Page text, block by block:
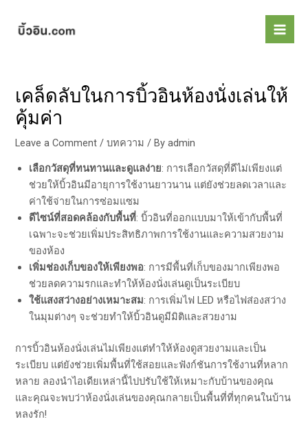
เคล็ดลับในการบิ้วอินห้องนั่งเล่นให้
คุ้มค่า
Leave a Comment /บทความ / Byadmin
เลือกวัสดุที่ทนทานและดูแลง่าย: การเลือกวัสดุที่ดีไม่เพียงแต่
ช่วยให้บิ้วอินมีอายุการใช้งานยาวนาน แต่ยังช่วยลดเวลาและ
ค่าใช้จ่ายในการซ่อมแซม
ดีไซน์ที่สอดคล้องกับพื้นที่: บิ้วอินที่ออกแบบมาให้เข้ากับพื้นที่
เฉพาะจะช่วยเพิ่มประสิทธิภาพการใช้งานและความสวยงาม
ของห้อง
เพิ่มช่องเก็บของให้เพียงพอ: การมีพื้นที่เก็บของมากเพียงพอ
ช่วยลดความรกและทำให้ห้องนั่งเล่นดูเป็นระเบียบ
ใช้แสงสว่างอย่างเหมาะสม: การเพิ่มไฟ LED หรือไฟส่องสว่าง
ในมุมต่างๆ จะช่วยทำให้บิ้วอินดูมีมิติและสวยงาม
การบิ้วอินห้องนั่งเล่นไม่เพียงแต่ทำให้ห้องดูสวยงามและเป็น
ระเบียบ แต่ยังช่วยเพิ่มพื้นที่ใช้สอยและฟังก์ชันการใช้งานที่หลาก
หลาย ลองนำไอเดียเหล่านี้ไปปรับใช้ให้เหมาะกับบ้านของคุณ
และคุณจะพบว่าห้องนั่งเล่นของคุณกลายเป็นพื้นที่ที่ทุกคนในบ้าน
หลงรัก!
navigation